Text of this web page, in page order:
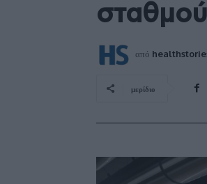
από
μερίδιο